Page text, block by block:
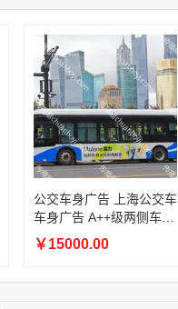
公交车身广告 上海公交车
车身广告 A++级两侧车身
广告
￥15000.00